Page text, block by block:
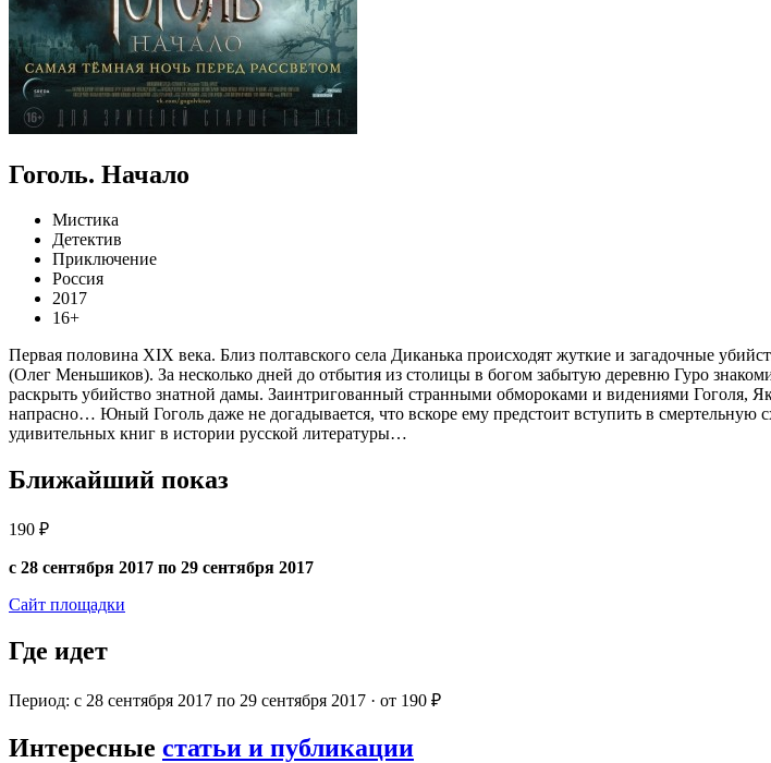
Гоголь. Начало
Мистика
Детектив
Приключение
Россия
2017
16+
Первая половина XIX века. Близ полтавского села Диканька происходят жуткие и загадочные
(Олег Меньшиков). За несколько дней до отбытия из столицы в богом забытую деревню Гуро
раскрыть убийство знатной дамы. Заинтригованный странными обмороками и видениями Гоголя,
напрасно… Юный Гоголь даже не догадывается, что вскоре ему предстоит вступить в
удивительных книг в истории русской литературы…
Ближайший показ
190 ₽
с 28 сентября 2017 по 29 сентября 2017
Сайт площадки
Где идет
Период: с 28 сентября 2017 по 29 сентября 2017 · от 190 ₽
Интересные статьи и публикации